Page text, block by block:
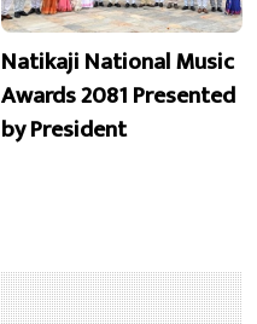
Natikaji National Music
Awards 2081 Presented
by President